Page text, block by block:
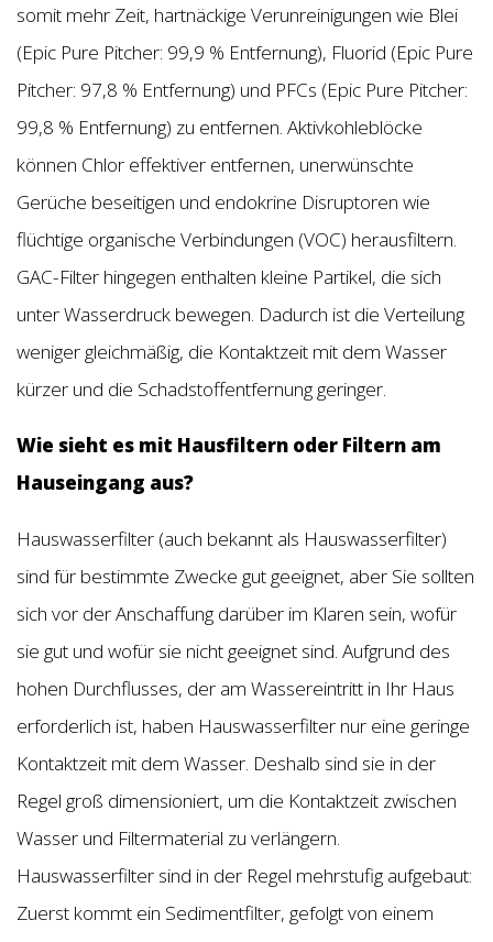
somit mehr Zeit, hartnäckige Verunreinigungen wie Blei
(Epic Pure Pitcher: 99,9 % Entfernung), Fluorid (Epic Pure
Pitcher: 97,8 % Entfernung) und PFCs (Epic Pure Pitcher:
99,8 % Entfernung) zu entfernen. Aktivkohleblöcke
können Chlor effektiver entfernen, unerwünschte
Gerüche beseitigen und endokrine Disruptoren wie
flüchtige organische Verbindungen (VOC) herausfiltern.
GAC-Filter hingegen enthalten kleine Partikel, die sich
unter Wasserdruck bewegen. Dadurch ist die Verteilung
weniger gleichmäßig, die Kontaktzeit mit dem Wasser
kürzer und die Schadstoffentfernung geringer.
Wie sieht es mit Hausfiltern oder Filtern am
Hauseingang aus?
Hauswasserfilter (auch bekannt als Hauswasserfilter)
sind für bestimmte Zwecke gut geeignet, aber Sie sollten
sich vor der Anschaffung darüber im Klaren sein, wofür
sie gut und wofür sie nicht geeignet sind. Aufgrund des
hohen Durchflusses, der am Wassereintritt in Ihr Haus
erforderlich ist, haben Hauswasserfilter nur eine geringe
Kontaktzeit mit dem Wasser. Deshalb sind sie in der
Regel groß dimensioniert, um die Kontaktzeit zwischen
Wasser und Filtermaterial zu verlängern.
Hauswasserfilter sind in der Regel mehrstufig aufgebaut:
Zuerst kommt ein Sedimentfilter, gefolgt von einem